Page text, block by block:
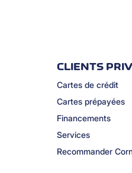
CLIENTS
Cartes de crédit
Cartes prépayées
Financements
Services
Recommander